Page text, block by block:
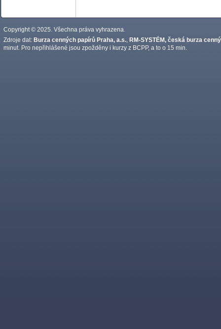
Copyright © 2025. Všechna práva vyhrazena.
Zdroje dat: Burza cenných papírů Praha, a.s. RM-SYSTÉM, česká burza
minut. Pro nepřihlášené jsou zpožděny i kurzy z BCPP, a to o 15 min.